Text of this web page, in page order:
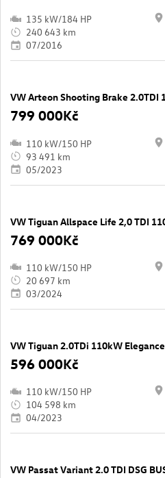
135 kW/184 HP
240 643 km
07/2016
799 000Kč
110 kW/150 HP
93 491 km
05/2023
769 000Kč
110 kW/150 HP
20 697 km
03/2024
VW Tiguan 2.0TDi 110kW Elegance
596 000Kč
110 kW/150 HP
104 598 km
04/2023